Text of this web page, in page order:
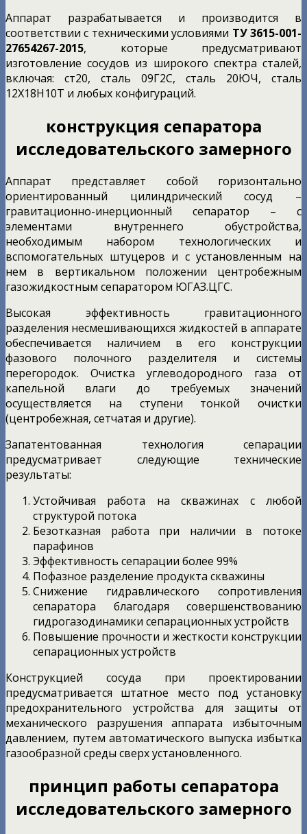
Аппарат разрабатывается и производится в
соответствии с техническими условиями ТУ 3615-001-
27654267-2015, которые предусматривают
изготовление сосудов из широкого спектра сталей,
включая: ст20, сталь 09Г2С, сталь 20ЮЧ, сталь
12Х18Н10Т и любых конфигураций.
конструкция сепаратора
исследовательского замерного
Аппарат представляет собой горизонтально
ориентированный цилиндрический сосуд –
гравитационно-инерционный сепаратор – с
элементами внутреннего обустройства,
необходимым набором технологических и
вспомогательных штуцеров и с установленным на
нем в вертикальном положении центробежным
газожидкостным сепаратором ЮГАЗ.ЦГС.
Высокая эффективность гравитационного
разделения несмешивающихся жидкостей в аппарате
обеспечивается наличием в его конструкции
фазового полочного разделителя и системы
перегородок. Очистка углеводородного газа от
капельной влаги до требуемых значений
осуществляется на ступени тонкой очистки
(центробежная, сетчатая и другие).
Запатентованная технология сепарации
предусматривает следующие технические
результаты:
Устойчивая работа на скважинах с любой
структурой потока
Безотказная работа при наличии в потоке
парафинов
Эффективность сепарации более 99%
Пофазное разделение продукта скважины
Снижение гидравлического сопротивления
сепаратора благодаря совершенствованию
гидрогазодинамики сепарационных устройств
Повышение прочности и жесткости конструкции
сепарационных устройств
Конструкцией сосуда при проектировании
предусматривается штатное место под установку
предохранительного устройства для защиты от
механического разрушения аппарата избыточным
давлением, путем автоматического выпуска избытка
газообразной среды сверх установленного.
принцип работы сепаратора
исследовательского замерного